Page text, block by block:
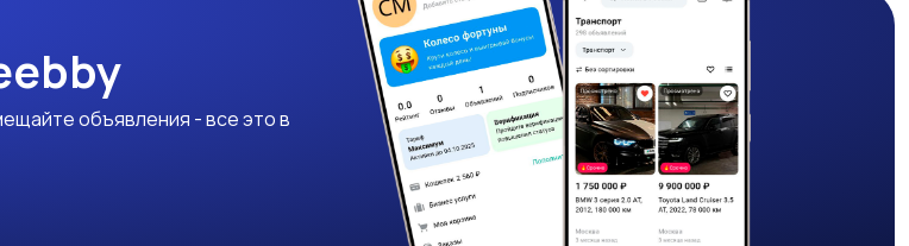
объявления - все это в